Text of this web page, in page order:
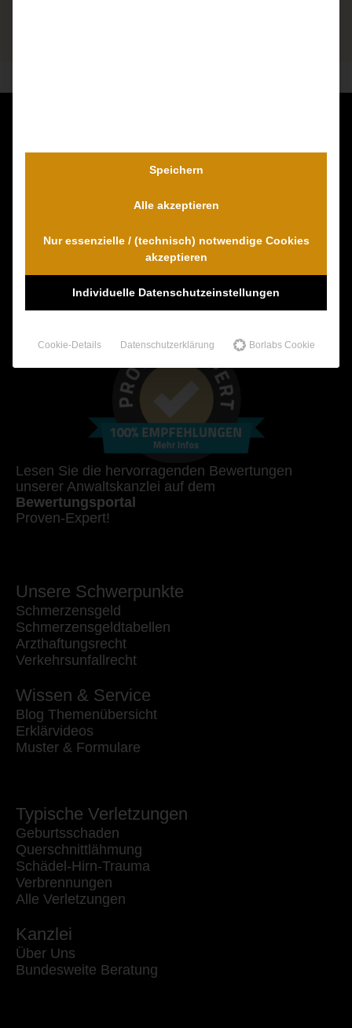
Dr. Wambach & Walter
0421 54 895 10 - Fax
info@schmerzensgeld-spezialisten.de
Zum Kontaktformular
Lesen Sie die hervorragenden Bewertungen
unserer Anwaltskanzlei auf dem
Bewertungsportal
Proven-Expert!
Unsere Schwerpunkte
Schmerzensgeld
Schmerzensgeldtabellen
Arzthaftungsrecht
Verkehrsunfallrecht
Wissen & Service
Blog Themenübersicht
Erklärvideos
Muster & Formulare
Typische Verletzungen
Geburtsschaden
Querschnittlähmung
Schädel-Hirn-Trauma
Verbrennungen
Alle Verletzungen
Kanzlei
Über Uns
Bundesweite Beratung
Speichern
Alle akzeptieren
Nur essenzielle / (technisch) notwendige Cookies
akzeptieren
Individuelle Datenschutzeinstellungen
Cookie-Details Datenschutzerklärung Borlabs Cookie